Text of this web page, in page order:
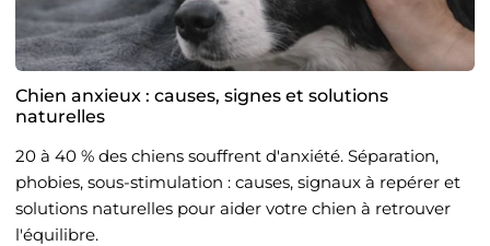
Chien anxieux : causes, signes et solutions
naturelles
20 à 40 % des chiens souffrent d'anxiété. Séparation,
phobies, sous-stimulation : causes, signaux à repérer et
solutions naturelles pour aider votre chien à retrouver
l'équilibre.